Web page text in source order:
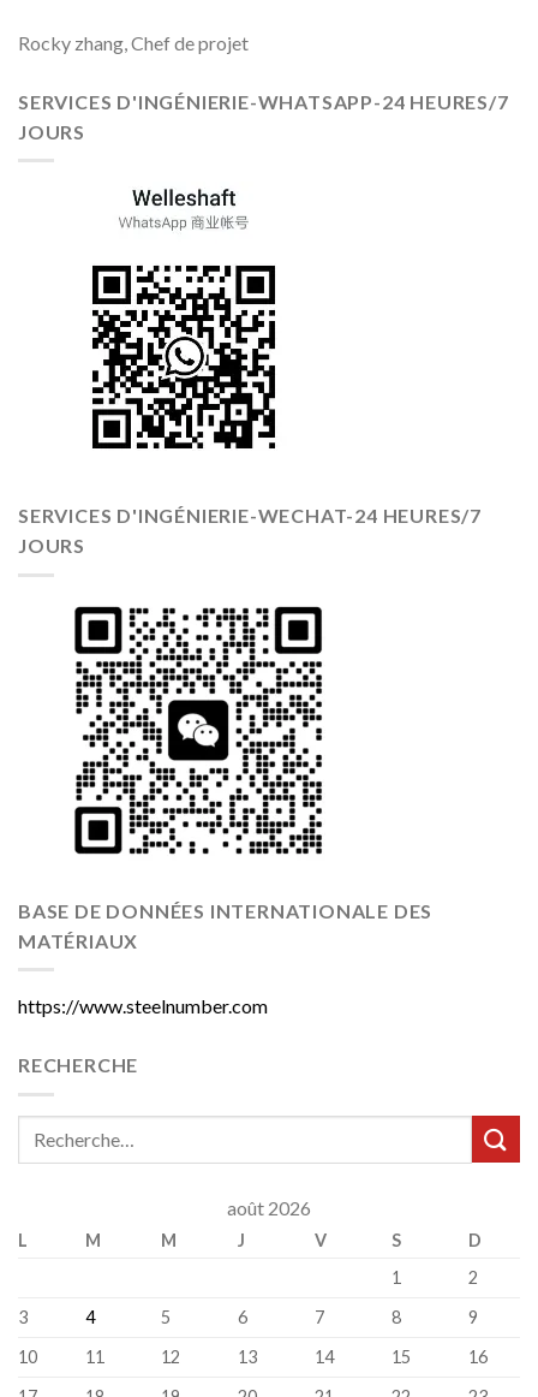
Rocky zhang, Chef de projet
SERVICES D'INGÉNIERIE-WHATSAPP-24 HEURES/7
JOURS
SERVICES D'INGÉNIERIE-WECHAT-24 HEURES/7
JOURS
BASE DE DONNÉES INTERNATIONALE DES
MATÉRIAUX
https://www.steelnumber.com
RECHERCHE
août 2026
L M M J V S
D
1
2
3
4 5 6 7 8
9
10
11 12 13 14 15
16